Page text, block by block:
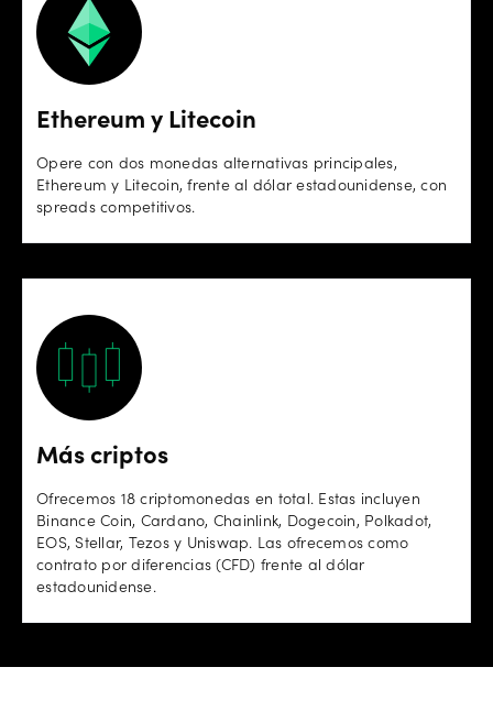
Ethereum y Litecoin
Opere con dos monedas alternativas principales,
Ethereum y Litecoin, frente al dólar estadounidense, con
spreads competitivos.
Más criptos
Ofrecemos 18 criptomonedas en total. Estas incluyen
Binance Coin, Cardano, Chainlink, Dogecoin, Polkadot,
EOS, Stellar, Tezos y Uniswap. Las ofrecemos como
contrato por diferencias (CFD) frente al dólar
estadounidense.